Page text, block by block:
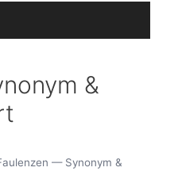
&
— Synonym &